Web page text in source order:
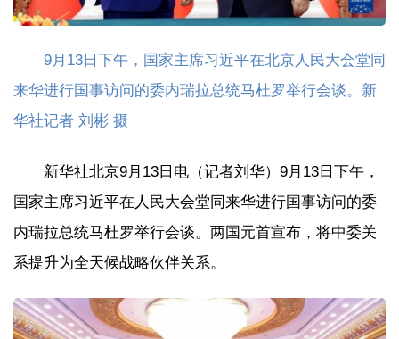
9月13日下午，国家主席习近平在北京人民大会堂同
来华进行国事访问的委内瑞拉总统马杜罗举行会谈。新
华社记者 刘彬 摄
新华社北京9月13日电（记者刘华）9月13日下午，
国家主席习近平在人民大会堂同来华进行国事访问的委
内瑞拉总统马杜罗举行会谈。两国元首宣布，将中委关
系提升为全天候战略伙伴关系。